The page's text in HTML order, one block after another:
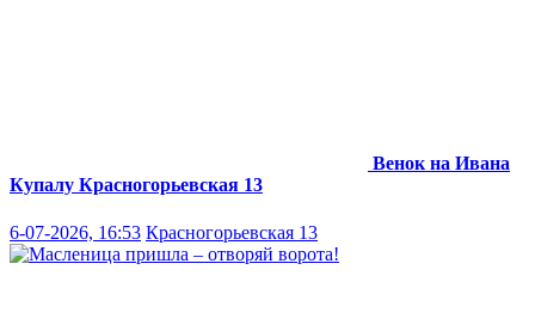
Венок на Ивана
Купалу Красногорьевская 13
6-07-2026, 16:53 Красногорьевская 13